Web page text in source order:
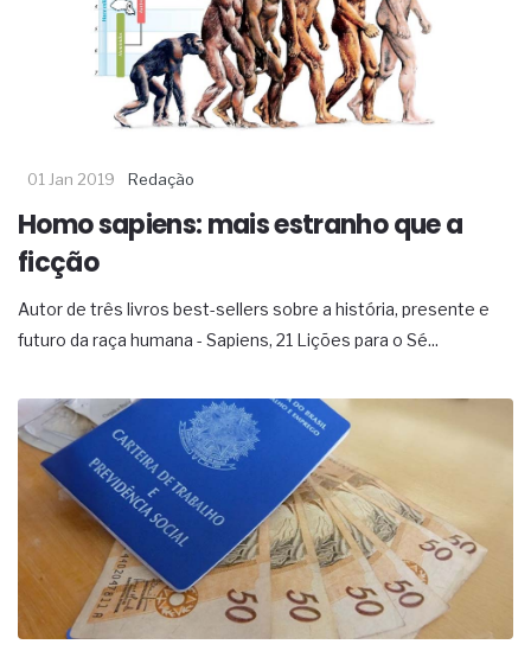
01 Jan 2019 Redação
Homo sapiens: mais estranho que a
ficção
Autor de três livros best-sellers sobre a história, presente e
futuro da raça humana - Sapiens, 21 Lições para o Sé...